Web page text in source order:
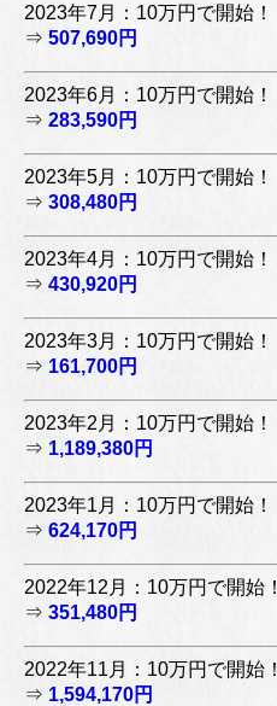
2023年7月：10万円で開始！
⇒ 507,690円
2023年6月：10万円で開始！
⇒ 283,590円
2023年5月：10万円で開始！
⇒ 308,480円
2023年4月：10万円で開始！
⇒ 430,920円
2023年3月：10万円で開始！
⇒ 161,700円
2023年2月：10万円で開始！
⇒ 1,189,380円
2023年1月：10万円で開始！
⇒ 624,170円
2022年12月：10万円で開始！
⇒ 351,480円
2022年11月：10万円で開始！
⇒ 1,594,170円